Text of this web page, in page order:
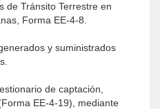
de Tránsito Terrestre en
Forma EE-4-8.
y suministrados
de captación,
EE-4-19), mediante